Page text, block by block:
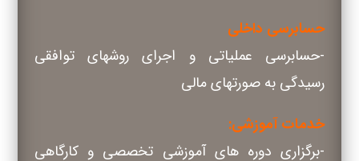
حسابرسی داخلی
-حسابرسی عملیاتی و اجرای روشهای توافقی
رسیدگی به صورتهای مالی
خدمات آموزشی:
-برگزاری دوره های آموزشی تخصصی و کارگاهی